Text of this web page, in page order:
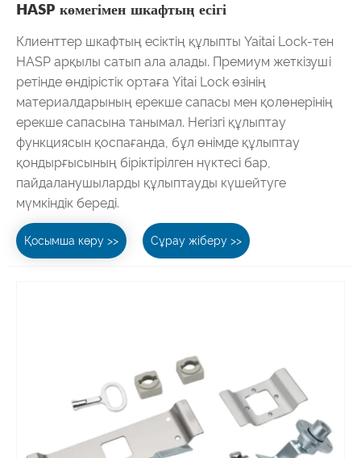
HASP көмегімен шкафтың есігі
Клиенттер шкафтың есіктің құлыпты Yaitai Lock-тен
HASP арқылы сатып ала алады. Премиум жеткізуші
ретінде өндірістік ортаға Yitai Lock өзінің
материалдарының ерекше сапасы мен қолөнерінің
ерекше сапасына танымал. Негізгі құлыптау
функциясын қоспағанда, бұл өнімде құлыптау
қондырғысының біріктірілген нүктесі бар,
пайдаланушыларды құлыптауды күшейтуге
мүмкіндік береді.
Қосымша көру >> Сұрау жіберу >>